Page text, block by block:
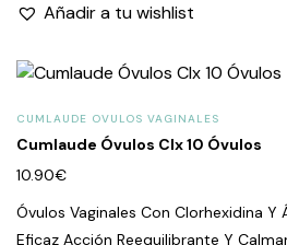
Añadir a tu wishlist
CUMLAUDE OVULOS VAGINALES
Cumlaude Óvulos Clx 10 Óvulos
10.90€
Óvulos Vaginales Con Clorhexidina Y
Eficaz Acción Reequilibrante Y